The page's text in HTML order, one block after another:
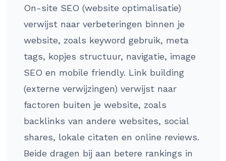
On-site SEO (website optimalisatie)
verwijst naar verbeteringen binnen je
website, zoals keyword gebruik, meta
tags, kopjes structuur, navigatie, image
SEO en mobile friendly. Link building
(externe verwijzingen) verwijst naar
factoren buiten je website, zoals
backlinks van andere websites, social
shares, lokale citaten en online reviews.
Beide dragen bij aan betere rankings in